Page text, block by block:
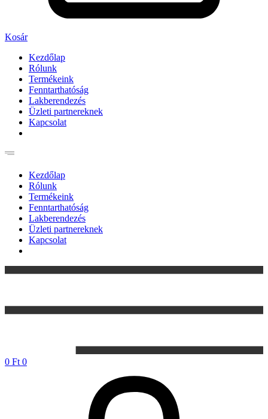
Kosár
Kezdőlap
Rólunk
Termékeink
Fenntarthatóság
Lakberendezés
Üzleti partnereknek
Kapcsolat
Kezdőlap
Rólunk
Termékeink
Fenntarthatóság
Lakberendezés
Üzleti partnereknek
Kapcsolat
0 Ft 0